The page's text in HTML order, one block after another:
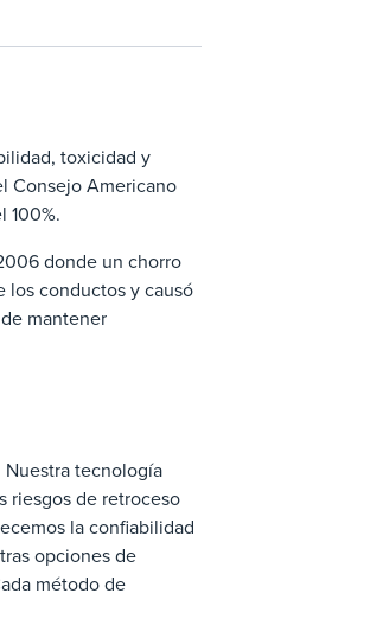
toxicidad y
Consejo Americano
100%.
donde un chorro
los conductos y causó
mantener
Nuestra tecnología
riesgos de retroceso
la confiabilidad
opciones de
método de